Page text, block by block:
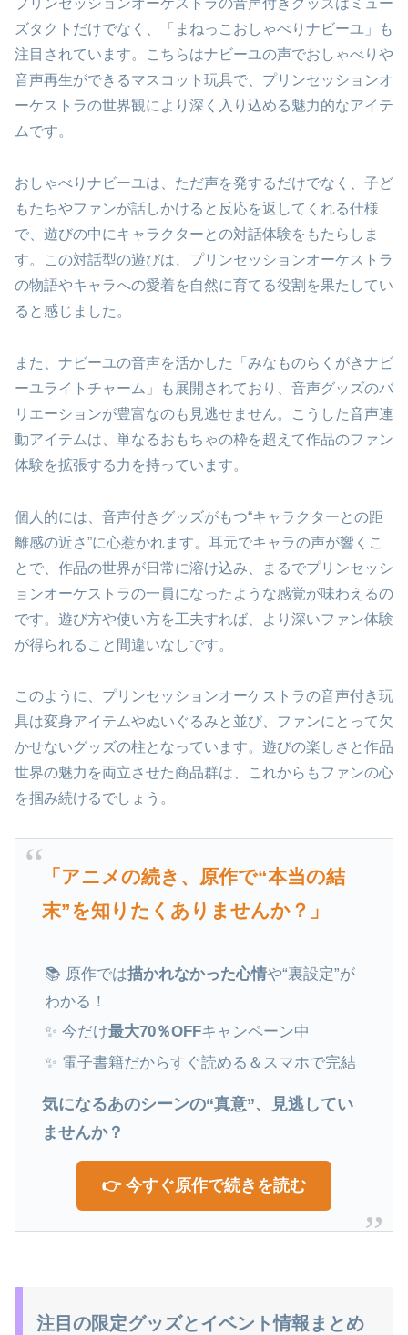
プリンセッションオーケストラの音声付きグッズはミュー
ズタクトだけでなく、「まねっこおしゃべりナビーユ」も
注目されています。こちらはナビーユの声でおしゃべりや
音声再生ができるマスコット玩具で、プリンセッションオ
ーケストラの世界観により深く入り込める魅力的なアイテ
ムです。
おしゃべりナビーユは、ただ声を発するだけでなく、子ど
もたちやファンが話しかけると反応を返してくれる仕様
で、遊びの中にキャラクターとの対話体験をもたらしま
す。この対話型の遊びは、プリンセッションオーケストラ
の物語やキャラへの愛着を自然に育てる役割を果たしてい
ると感じました。
また、ナビーユの音声を活かした「みなものらくがきナビ
ーユライトチャーム」も展開されており、音声グッズのバ
リエーションが豊富なのも見逃せません。こうした音声連
動アイテムは、単なるおもちゃの枠を超えて作品のファン
体験を拡張する力を持っています。
個人的には、音声付きグッズがもつ“キャラクターとの距
離感の近さ”に心惹かれます。耳元でキャラの声が響くこ
とで、作品の世界が日常に溶け込み、まるでプリンセッシ
ョンオーケストラの一員になったような感覚が味わえるの
です。遊び方や使い方を工夫すれば、より深いファン体験
が得られること間違いなしです。
このように、プリンセッションオーケストラの音声付き玩
具は変身アイテムやぬいぐるみと並び、ファンにとって欠
かせないグッズの柱となっています。遊びの楽しさと作品
世界の魅力を両立させた商品群は、これからもファンの心
を掴み続けるでしょう。
「アニメの続き、原作で“本当の結
末”を知りたくありませんか？」
📚 原作では描かれなかった心情や“裏設定”が
わかる！
✨ 今だけ最大70％OFFキャンペーン中
✨ 電子書籍だからすぐ読める＆スマホで完結
気になるあのシーンの“真意”、見逃してい
ませんか？
👉 今すぐ原作で続きを読む
注目の限定グッズとイベント情報まとめ